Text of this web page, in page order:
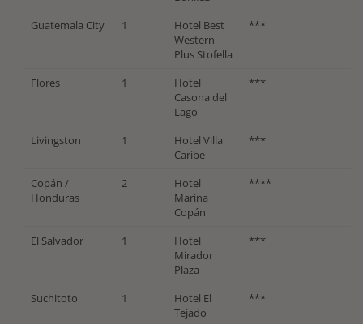
Guatemala City 1
Hotel Best
Western
Plus Stofella
***
Flores 1
Hotel
Casona del
Lago
***
Livingston 1
Hotel Villa
Caribe
***
Copán /
Honduras
2
Hotel
Marina
Copán
****
El Salvador 1
Hotel
Mirador
Plaza
***
Suchitoto 1
Hotel El
Tejado
***